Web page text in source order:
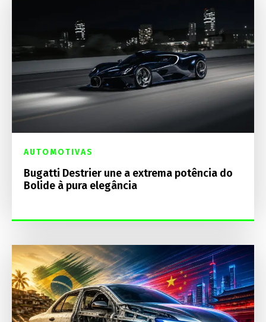
AUTOMOTIVAS
Bugatti Destrier une a extrema potência do
Bolide à pura elegância